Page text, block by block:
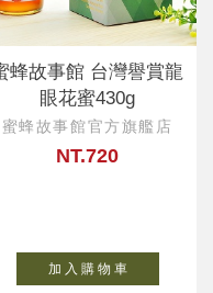
蜂故事館 台灣譽賞龍
眼花蜜430g
蜜蜂故事館官方旗艦店
NT.720
加 入 購 物 車